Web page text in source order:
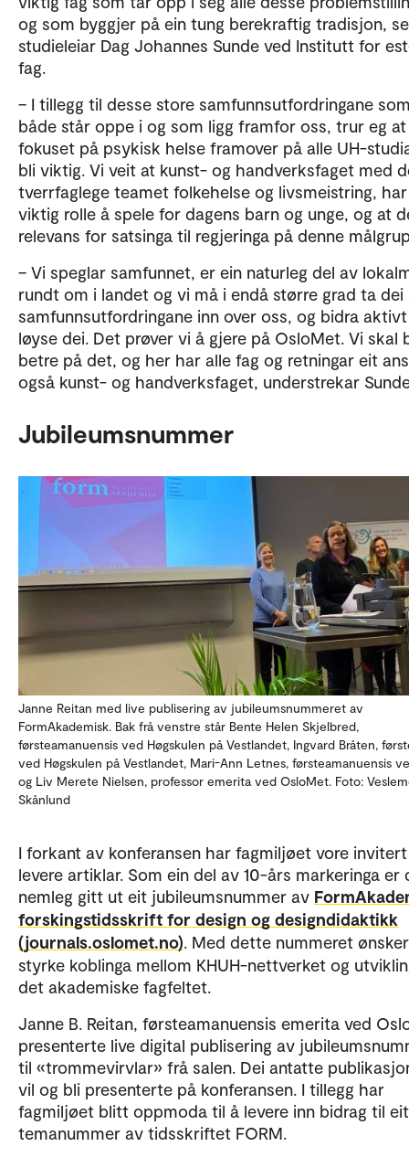
og som byggjer på ein tung berekraftig tradisjon,
studieleiar Dag Johannes Sunde ved Institutt for
fag.
– I tillegg til desse store samfunnsutfordringane
både står oppe i og som ligg framfor oss, trur eg at
fokuset på psykisk helse framover på alle UH-
bli viktig. Vi veit at kunst- og handverksfaget med
tverrfaglege teamet folkehelse og livsmeistring,
viktig rolle å spele for dagens barn og unge, og at
relevans for satsinga til regjeringa på denne
– Vi speglar samfunnet, er ein naturleg del av
rundt om i landet og vi må i endå større grad ta dei
samfunnsutfordringane inn over oss, og bidra
løyse dei. Det prøver vi å gjere på OsloMet. Vi skal
betre på det, og her har alle fag og retningar eit
også kunst- og handverksfaget, understrekar
Jubileumsnummer
Janne Reitan med live publisering av jubileumsnummeret av
FormAkademisk. Bak frå venstre står Bente Helen Skjelbred,
førsteamanuensis ved Høgskulen på Vestlandet, Ingvard Bråten,
ved Høgskulen på Vestlandet, Mari-Ann Letnes, førsteamanuensis
og Liv Merete Nielsen, professor emerita ved OsloMet. Foto:
Skånlund
I forkant av konferansen har fagmiljøet vore
levere artiklar. Som ein del av 10-års markeringa er
nemleg gitt ut eit jubileumsnummer av
forskingstidsskrift for design og designdidaktikk
(journals.oslomet.no). Med dette nummeret
styrke koblinga mellom KHUH-nettverket og
det akademiske fagfeltet.
Janne B. Reitan, førsteamanuensis emerita ved
presenterte live digital publisering av
til «trommevirvlar» frå salen. Dei antatte
vil og bli presenterte på konferansen. I tillegg har
fagmiljøet blitt oppmoda til å levere inn bidrag til eit
temanummer av tidsskriftet FORM.